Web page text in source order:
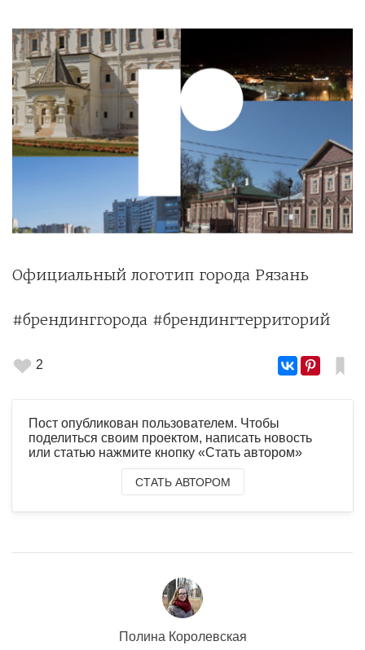
Официальный логотип города Рязань
#брендинггорода #брендингтерриторий
2
Пост опубликован пользователем. Чтобы
поделиться своим проектом, написать новость
или статью нажмите кнопку «Стать автором»
СТАТЬ АВТОРОМ
Полина Королевская